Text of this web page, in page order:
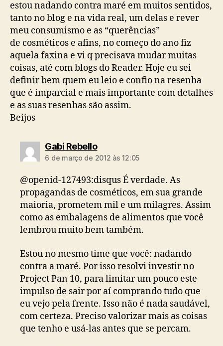
estou nadando contra maré em muitos sentidos,
tanto no blog e na vida real, um delas e rever
meu consumismo e as “querências”
de cosméticos e afins, no começo do ano fiz
aquela faxina e vi q precisava mudar muitas
coisas, até com blogs do Reader. Hoje eu sei
definir bem quem eu leio e confio na resenha
que é imparcial e mais importante com detalhes
e as suas resenhas são assim.
Beijos
Gabi Rebellodiz:
6 de março de 2012 às 12:05
@openid-127493:disqus É verdade. As
propagandas de cosméticos, em sua grande
maioria, prometem mil e um milagres. Assim
como as embalagens de alimentos que você
lembrou muito bem também.
Estou no mesmo time que você: nadando
contra a maré. Por isso resolvi investir no
Project Pan 10, para limitar um pouco este
impulso de sair por aí comprando tudo que
eu vejo pela frente. Isso não é nada saudável,
com certeza. Preciso valorizar mais as coisas
que tenho e usá-las antes que se percam.